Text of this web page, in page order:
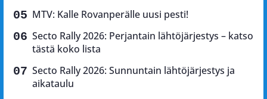
MTV: Kalle Rovanperälle uusi pesti!
Secto Rally 2026: Perjantain lähtöjärjestys – katso
tästä koko lista
Secto Rally 2026: Sunnuntain lähtöjärjestys ja
aikataulu